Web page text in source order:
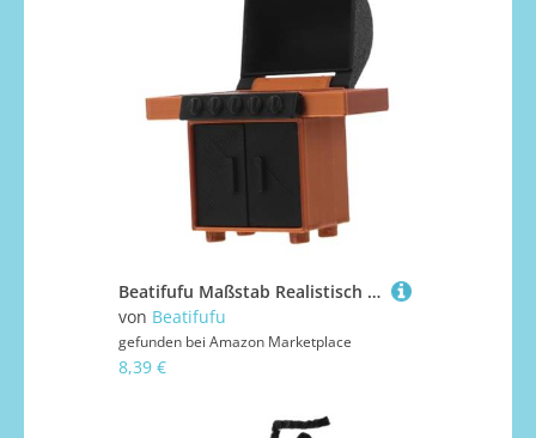
Beatifufu Maßstab Realistisch Tragbar für Puppenhaus Gartenszene Innovatives Küchenzubehör für Outdoor Diorama und Miniatur BBQ Zubehör
von Beatifufu
gefunden bei Amazon Marketplace
8,39 €